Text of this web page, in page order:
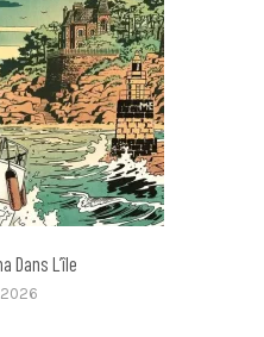
Dans L’île